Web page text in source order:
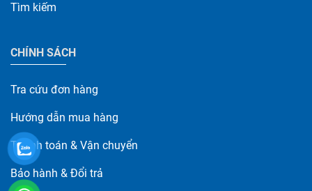
Tìm kiếm
CHÍNH SÁCH
Tra cứu đơn hàng
Hướng dẫn mua hàng
Thanh toán & Vận chuyển
Bảo hành & Đổi trả